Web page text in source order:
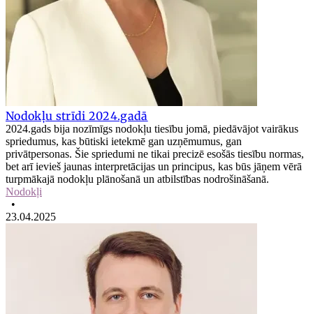
Nodokļu strīdi 2024.gadā
2024.gads bija nozīmīgs nodokļu tiesību jomā, piedāvājot vairākus
spriedumus, kas būtiski ietekmē gan uzņēmumus, gan
privātpersonas. Šie spriedumi ne tikai precizē esošās tiesību normas,
bet arī ievieš jaunas interpretācijas un principus, kas būs jāņem vērā
turpmākajā nodokļu plānošanā un atbilstības nodrošināšanā.
Nodokļi
•
23.04.2025